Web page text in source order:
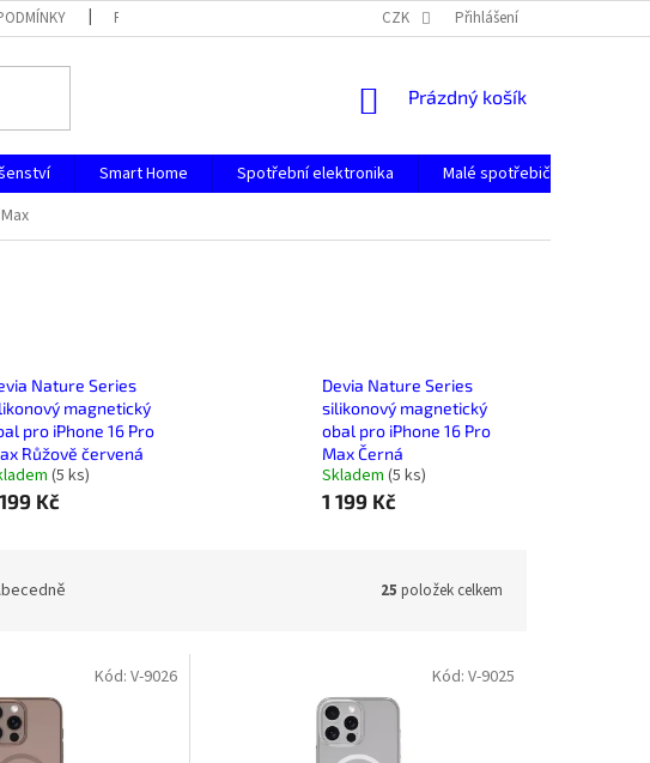
PODMÍNKY OCHRANY OSOBNÍCH ÚDAJŮ CZK Přihlášení
NÁKUPNÍ
Prázdný košík
Smart Home Spotřební elektronika Malé spotřebiče
Nature Series
magnetický
pro iPhone 16 Pro
Růžově červená
(5 ks)
Kč
Devia Nature Series
silikonový magnetický
obal pro iPhone 16 Pro
Max Černá
Skladem (5 ks)
1 199 Kč
25 položek celkem
Kód: V-9026 Kód: V-9025